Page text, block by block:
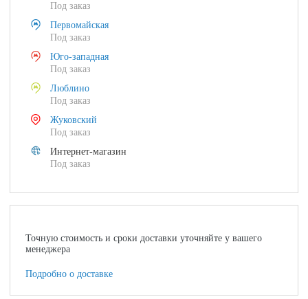
Под заказ
Первомайская
Под заказ
Юго-западная
Под заказ
Люблино
Под заказ
Жуковский
Под заказ
Интернет-магазин
Под заказ
Точную стоимость и сроки доставки уточняйте у вашего
менеджера
Подробно о доставке